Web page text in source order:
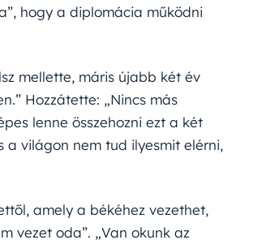
hogy a diplomácia működni
mellette, máris újabb két év
Hozzátette: „Nincs más
lenne összehozni ezt a két
a világon nem tud ilyesmit elérni,
amely a békéhez vezethet,
vezet oda”. „Van okunk az